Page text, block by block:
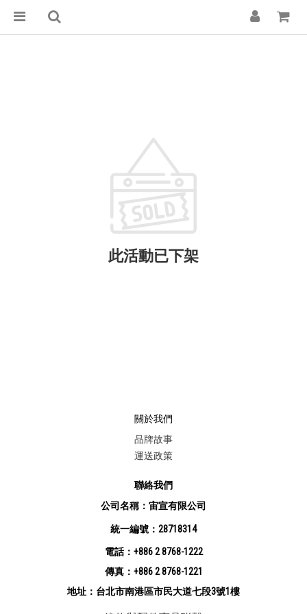
此活動已下架
關於我們
品牌故事
運送政策
聯絡我們
公司名稱：宙宣有限公司
統一編號：28718314
電話：+886 2 8768-1222
傳真：+886 2 8768-1221
地址：台北市南港區市民大道七段3號1樓